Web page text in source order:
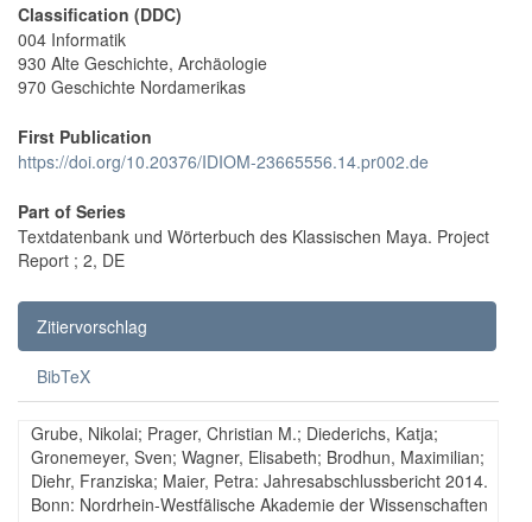
Classification (DDC)
004 Informatik
930 Alte Geschichte, Archäologie
970 Geschichte Nordamerikas
First Publication
https://doi.org/10.20376/IDIOM-23665556.14.pr002.de
Part of Series
Textdatenbank und Wörterbuch des Klassischen Maya. Project
Report ; 2, DE
Zitiervorschlag
BibTeX
Grube, Nikolai; Prager, Christian M.; Diederichs, Katja;
Gronemeyer, Sven; Wagner, Elisabeth; Brodhun, Maximilian;
Diehr, Franziska; Maier, Petra: Jahresabschlussbericht 2014.
Bonn: Nordrhein-Westfälische Akademie der Wissenschaften